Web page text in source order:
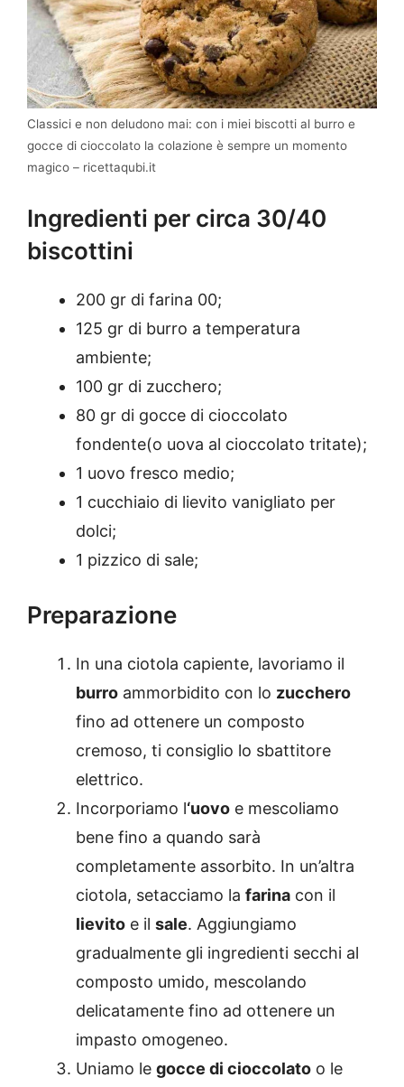
Classici e non deludono mai: con i miei biscotti al burro e
gocce di cioccolato la colazione è sempre un momento
magico – ricettaqubi.it
Ingredienti per circa 30/40
biscottini
200 gr di farina 00;
125 gr di burro a temperatura
ambiente;
100 gr di zucchero;
80 gr di gocce di cioccolato
fondente(o uova al cioccolato tritate);
1 uovo fresco medio;
1 cucchiaio di lievito vanigliato per
dolci;
1 pizzico di sale;
Preparazione
In una ciotola capiente, lavoriamo il
burro ammorbidito con lo zucchero
fino ad ottenere un composto
cremoso, ti consiglio lo sbattitore
elettrico.
Incorporiamo l‘uovo e mescoliamo
bene fino a quando sarà
completamente assorbito. In un’altra
ciotola, setacciamo la farina con il
lievito e il sale. Aggiungiamo
gradualmente gli ingredienti secchi al
composto umido, mescolando
delicatamente fino ad ottenere un
impasto omogeneo.
Uniamo le gocce di cioccolato o le